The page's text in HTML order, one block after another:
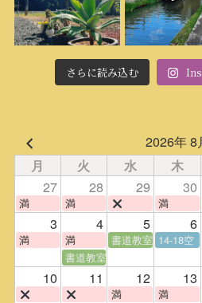
さらに読み込む
2026年 8
月 火 水 木
27 28 29 30
満 満 満
3 4 5 6
満 満 書道教室 14-18空
書道教室
10 11 12 13
満 満